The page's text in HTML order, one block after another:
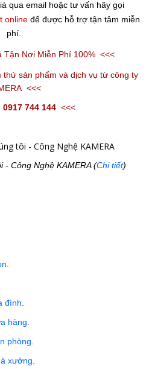
qua email hoặc tư vấn hãy gọi
online để được hỗ trợ tận tâm miễn
phí.
Tận Nơi Miễn Phí 100% <<<
thử sản phẩm và dịch vụ từ công ty
<<<
0917 744 144 <<<
- Công Nghệ KAMERA (Chi tiết)
đình
hàng
phòng
xưởng